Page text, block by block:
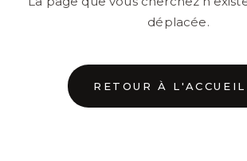
déplacée.
RETOUR À